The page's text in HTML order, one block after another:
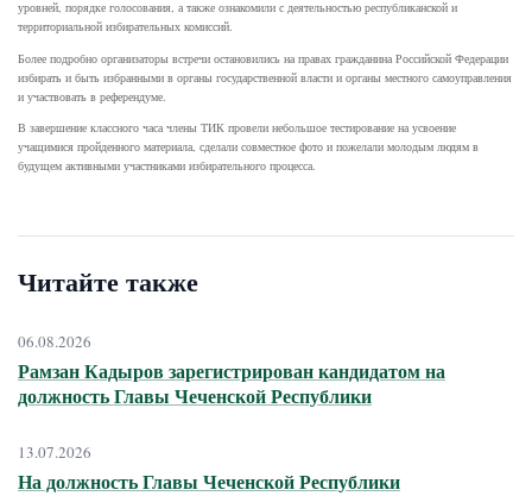
уровней, порядке голосования, а также ознакомили с деятельностью республиканской и
территориальной избирательных комиссий.
Более подробно организаторы встречи остановились на правах гражданина Российской Федерации
избирать и быть избранными в органы государственной власти и органы местного самоуправления
и участвовать в референдуме.
В завершение классного часа члены ТИК провели небольшое тестирование на усвоение
учащимися пройденного материала, сделали совместное фото и пожелали молодым людям в
будущем активными участниками избирательного процесса.
Читайте также
06.08.2026
Рамзан Кадыров зарегистрирован кандидатом на
должность Главы Чеченской Республики
13.07.2026
На должность Главы Чеченской Республики